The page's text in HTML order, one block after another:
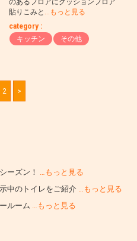
のあるフロアにクッションフロア
貼りこみと …もっと見る
category :
キッチン
その他
2 >
ーズン！ …もっと見る
中のトイレをご紹介 …もっと見る
ルーム …もっと見る